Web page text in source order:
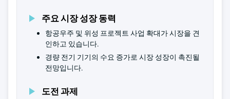
주요 시장 성장 동력
항공우주 및 위성 프로젝트 사업 확대가 시장을 견
인하고 있습니다.
경량 전기 기기의 수요 증가로 시장 성장이 촉진될
전망입니다.
도전 과제